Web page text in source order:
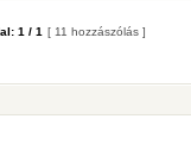
1 / 1 [ 11 hozzászólás ]